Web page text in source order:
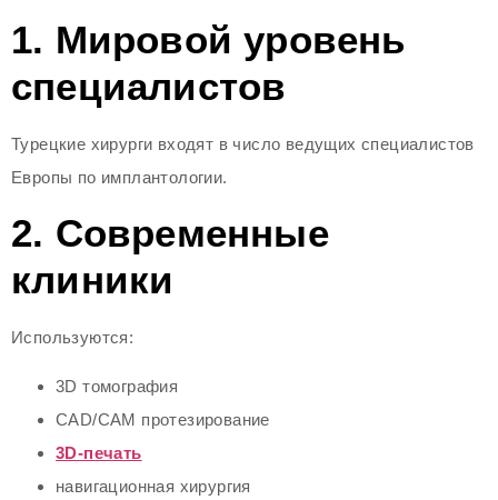
1. Мировой уровень
специалистов
Турецкие хирурги входят в число ведущих специалистов
Европы по имплантологии.
2. Современные
клиники
Используются:
3D томография
CAD/CAM протезирование
3D-печать
навигационная хирургия